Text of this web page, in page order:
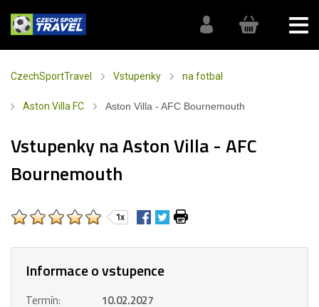
CzechSportTravel Vstupenky na fotbal
Aston Villa FC Aston Villa - AFC Bournemouth
Vstupenky na Aston Villa - AFC
Bournemouth
1x
Informace o vstupence
Termín:
10.02.2027